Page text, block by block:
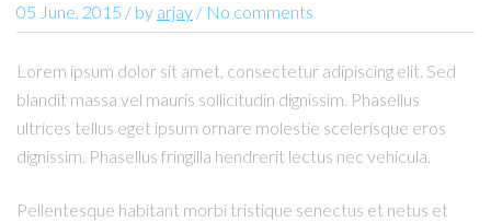
05 June, 2015 / by arjay / No comments
Lorem ipsum dolor sit amet, consectetur adipiscing elit. Sed
blandit massa vel mauris sollicitudin dignissim. Phasellus
ultrices tellus eget ipsum ornare molestie scelerisque eros
dignissim. Phasellus fringilla hendrerit lectus nec vehicula.
Pellentesque habitant morbi tristique senectus et netus et